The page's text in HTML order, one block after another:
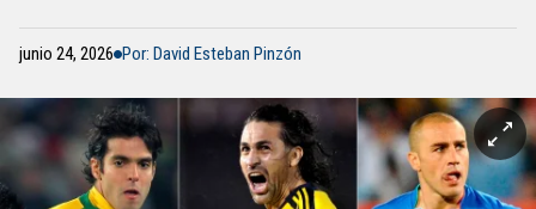
junio 24, 2026 Por: David Esteban Pinzón